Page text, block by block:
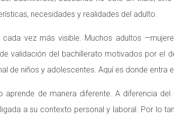
necesidades y realidades del adulto.
vez más visible. Muchos adultos
validación del bachillerato motivados por el
de niños y adolescentes. Aquí es donde entra
de manera diferente. A diferencia
a su contexto personal y laboral. Por lo